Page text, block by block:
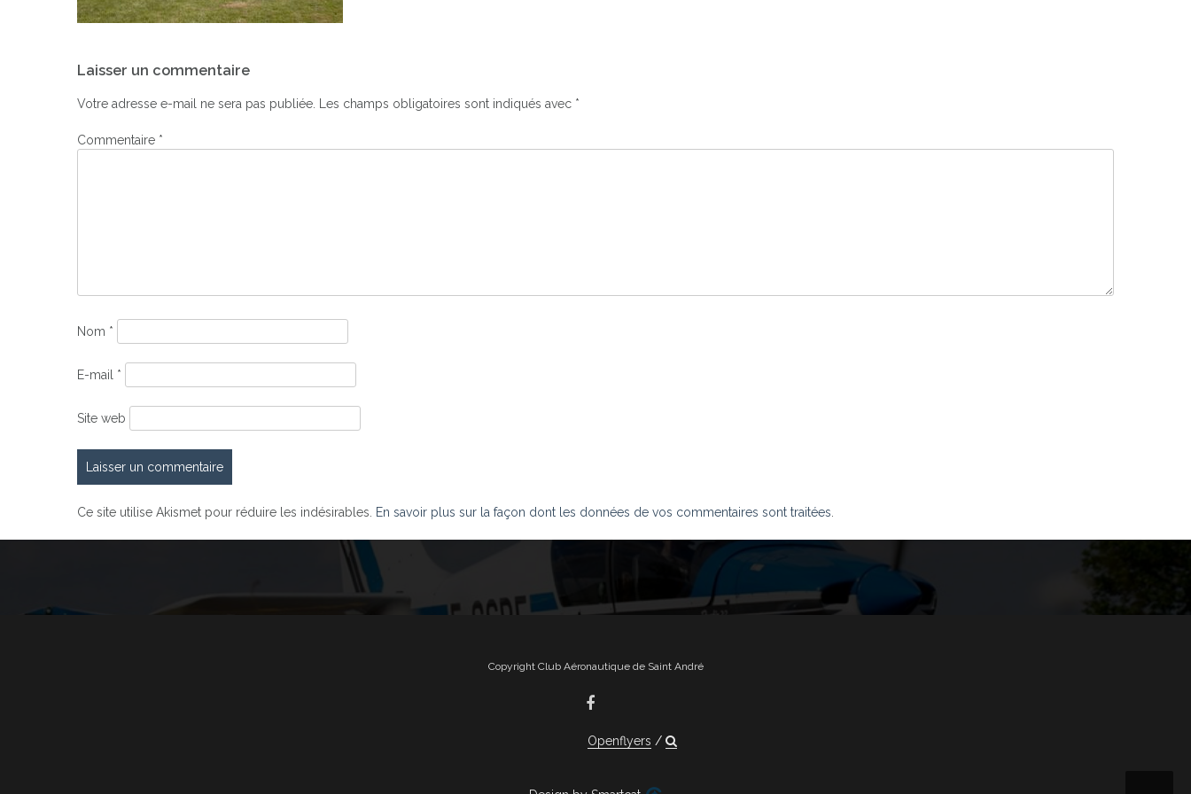
de
l’article
Laisser un commentaire
Votre adresse e-mail ne sera pas publiée. Les champs obligatoires sont indiqués avec *
Commentaire *
Nom *
E-mail *
Site web
Ce site utilise Akismet pour réduire les indésirables. En savoir plus sur la façon dont les données de vos commentaires sont traitées.
Copyright Club Aéronautique de Saint André
Openflyers